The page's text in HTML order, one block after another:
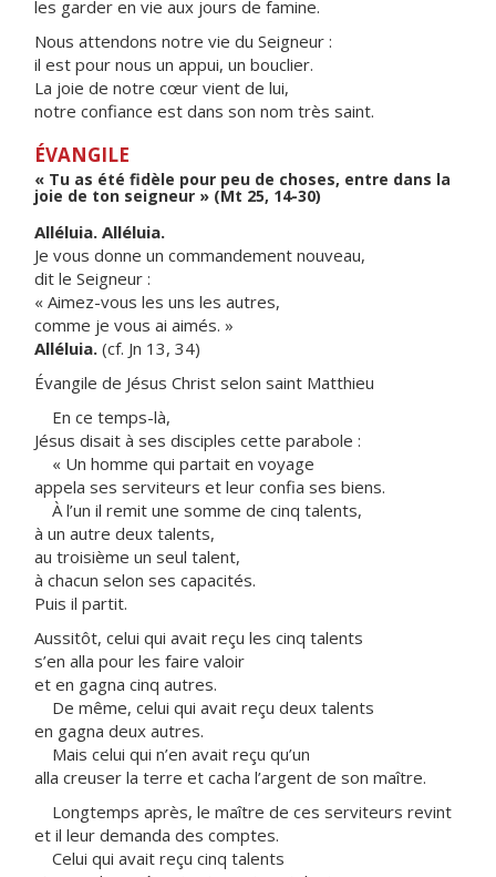
les garder en vie aux jours de famine.
Nous attendons notre vie du Seigneur :
il est pour nous un appui, un bouclier.
La joie de notre cœur vient de lui,
notre confiance est dans son nom très saint.
ÉVANGILE
« Tu as été fidèle pour peu de choses, entre dans la
joie de ton seigneur » (Mt 25, 14-30)
Alléluia. Alléluia.
Je vous donne un commandement nouveau,
dit le Seigneur :
« Aimez-vous les uns les autres,
comme je vous ai aimés. »
Alléluia. (cf. Jn 13, 34)
Évangile de Jésus Christ selon saint Matthieu
En ce temps-là,
Jésus disait à ses disciples cette parabole :
« Un homme qui partait en voyage
appela ses serviteurs et leur confia ses biens.
À l’un il remit une somme de cinq talents,
à un autre deux talents,
au troisième un seul talent,
à chacun selon ses capacités.
Puis il partit.
Aussitôt, celui qui avait reçu les cinq talents
s’en alla pour les faire valoir
et en gagna cinq autres.
De même, celui qui avait reçu deux talents
en gagna deux autres.
Mais celui qui n’en avait reçu qu’un
alla creuser la terre et cacha l’argent de son maître.
Longtemps après, le maître de ces serviteurs revint
et il leur demanda des comptes.
Celui qui avait reçu cinq talents